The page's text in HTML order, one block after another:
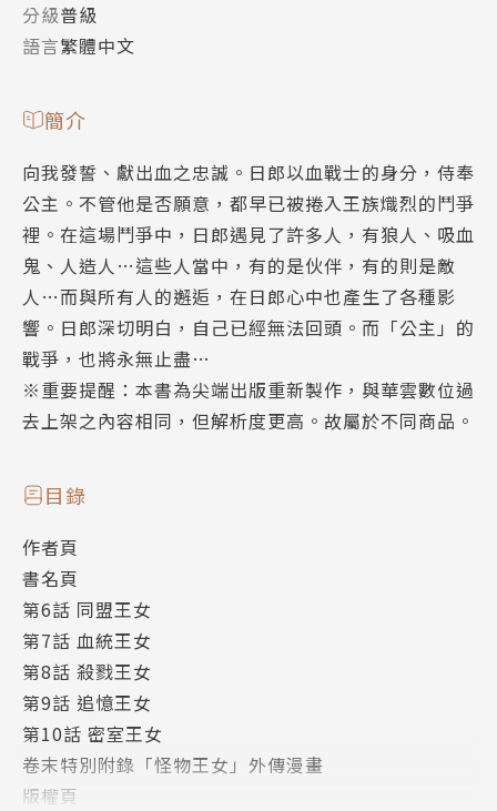
分級普級
語言繁體中文
簡介
向我發誓、獻出血之忠誠。日郎以血戰士的身分，侍奉
公主。不管他是否願意，都早已被捲入王族熾烈的鬥爭
裡。在這場鬥爭中，日郎遇見了許多人，有狼人、吸血
鬼、人造人…這些人當中，有的是伙伴，有的則是敵
人…而與所有人的邂逅，在日郎心中也產生了各種影
響。日郎深切明白，自己已經無法回頭。而「公主」的
戰爭，也將永無止盡…
※重要提醒：本書為尖端出版重新製作，與華雲數位過
去上架之內容相同，但解析度更高。故屬於不同商品。
目錄
作者頁
書名頁
第6話 同盟王女
第7話 血統王女
第8話 殺戮王女
第9話 追憶王女
第10話 密室王女
卷末特別附錄「怪物王女」外傳漫畫
版權頁